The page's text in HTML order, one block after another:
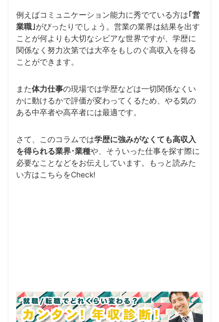
例えばコミュニケーション能力に秀でている方は｢営
業職｣がぴったりでしょう。営業の業界は結果を出す
ことが何よりも大切なシビアな世界ですが、学歴に
関係なく努力次第では大卒をもしのぐ高収入を得る
ことができます。
また体力仕事の現場では学歴などは一切関係なくい
かに動けるかで評価が変わってくるため、やる気の
ある中卒者や高卒者には最適です。
さて、このコラムでは学歴に強みがなくても高収入
を得られる業界･業種や、そういった仕事を探す際に
必要なことなどをお伝えしています。もっと読みた
い方はこちらをCheck!